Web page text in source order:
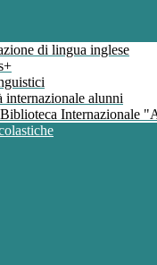
di lingua inglese
internazionale alunni
Internazionale